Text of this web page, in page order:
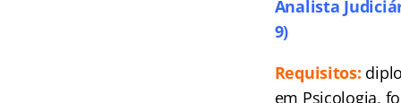
Analista
9)
Requisitos:
em Psicologia,